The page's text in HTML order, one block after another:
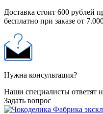
Доставка стоит 600 рублей
бесплатно при заказе от
Нужна консультация?
Наши специалисты ответят
Задать вопрос
Фабрика